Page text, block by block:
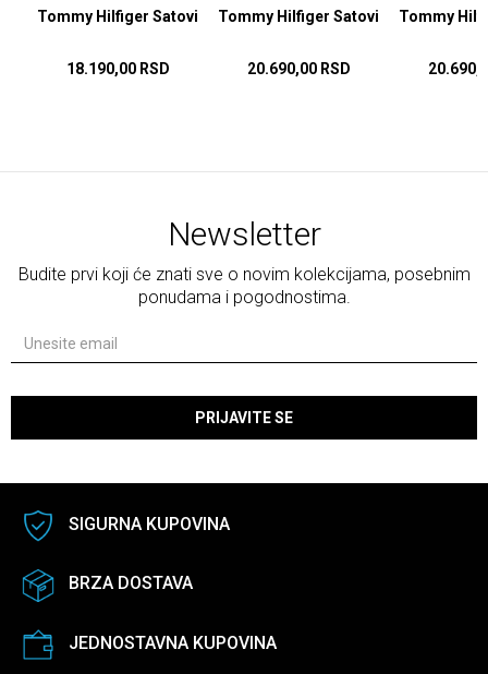
Tommy Hilfiger Satovi
18.190,00 RSD
Tommy Hilfiger Satovi
20.690,00 RSD
Tommy
Newsletter
Budite prvi koji će znati sve o novim kolekcijama, posebnim
ponudama i pogodnostima.
PRIJAVITE SE
SIGURNA KUPOVINA
BRZA DOSTAVA
JEDNOSTAVNA KUPOVINA